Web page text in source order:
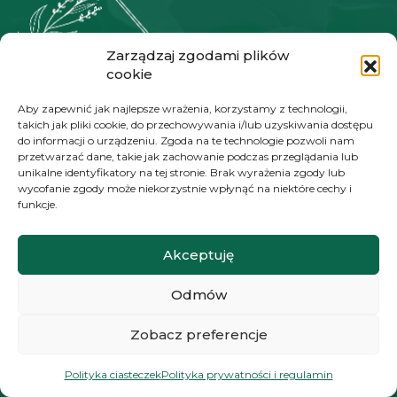
Zarządzaj zgodami plików
cookie
Aby zapewnić jak najlepsze wrażenia, korzystamy z technologii,
takich jak pliki cookie, do przechowywania i/lub uzyskiwania dostępu
do informacji o urządzeniu. Zgoda na te technologie pozwoli nam
przetwarzać dane, takie jak zachowanie podczas przeglądania lub
unikalne identyfikatory na tej stronie. Brak wyrażenia zgody lub
wycofanie zgody może niekorzystnie wpłynąć na niektóre cechy i
funkcje.
Akceptuję
Odmów
Zobacz preferencje
Polityka ciasteczekPolityka prywatności i regulamin
SOCIAL MEDIA
Rośliny od zawsze były moją pasją. Moim zdaniem
żywe stworzenia, które czują, widzą, słyszą i
komunikują się między sobą.
INFORMACJA
Kontakt